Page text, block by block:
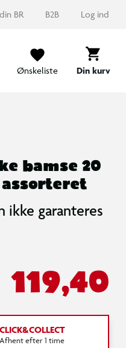
BR B2B Log ind
Ønskeliste Din kurv
bamse 20
ikke garanteres
119,40
CLICK&COLLECT
Afhent efter 1 time